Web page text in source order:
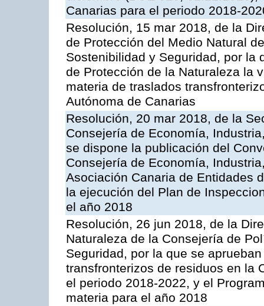
Canarias para el periodo 2018-
Resolución, 15 mar 2018, de la
de Protección del Medio Natural
Sostenibilidad y Seguridad, por la
de Protección de la Naturaleza la
materia de traslados
Autónoma de Canarias
Resolución, 20 mar 2018, de la
Consejería de Economía,
se dispone la publicación del
Consejería de Economía,
Asociación Canaria de Entidades
la ejecución del Plan de
el año 2018
Resolución, 26 jun 2018, de la
Naturaleza de la Consejería de
Seguridad, por la que se
transfronterizos de residuos en la
el periodo 2018-2022, y el
materia para el año 2018